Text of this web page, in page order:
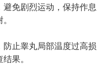
免剧烈运动，保持作息
止睾丸局部温度过高损
果。